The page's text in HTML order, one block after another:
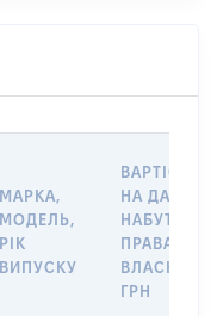
МАРКА,
МОДЕЛЬ,
РІК
ВИПУСКУ
ВАРТІСТЬ
НА ДАТУ
НАБУТТЯ
ПРАВА
ГРН